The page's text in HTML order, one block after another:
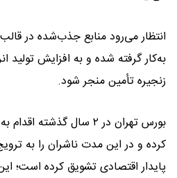
انتظار می‌رود منابع جذب‌شده در
به‌کار گرفته شده و به افزایش تولید
زنجیره تأمین منجر شود.
بورس تهران در ۲ سال
کرده و در این مدت ناشران را به
پایدار اقتصادی تشویق کرده است؛